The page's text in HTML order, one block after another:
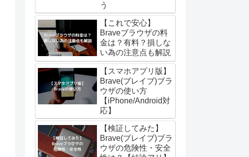
う
【これで安心】
Braveブラウザの料
金は？有料？損しな
い為の注意点も解説
【スマホアプリ版】
Brave(ブレイブ)ブラ
ウザの使い方
【iPhone/Android対
応】
【検証してみた】
Brave(ブレイブ)ブラ
ウザの危険性・安全